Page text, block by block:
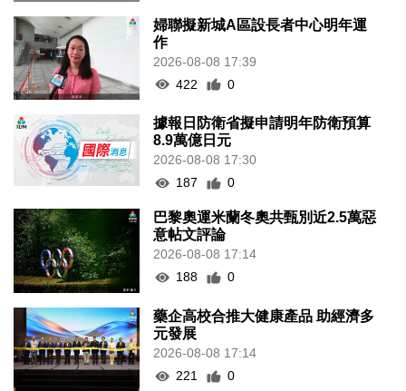
婦聯擬新城A區設長者中心明年運
作
2026-08-08 17:39
422
0
據報日防衛省擬申請明年防衛預算
8.9萬億日元
2026-08-08 17:30
187
0
巴黎奧運米蘭冬奧共甄別近2.5萬惡
意帖文評論
2026-08-08 17:14
188
0
藥企高校合推大健康產品 助經濟多
元發展
2026-08-08 17:14
221
0